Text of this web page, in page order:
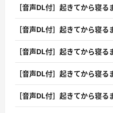
［音声DL付］起きてから寝る
［音声DL付］起きてから寝
［音声DL付］起きてから寝
［音声DL付］起きてから寝
［音声DL付］起きてから寝